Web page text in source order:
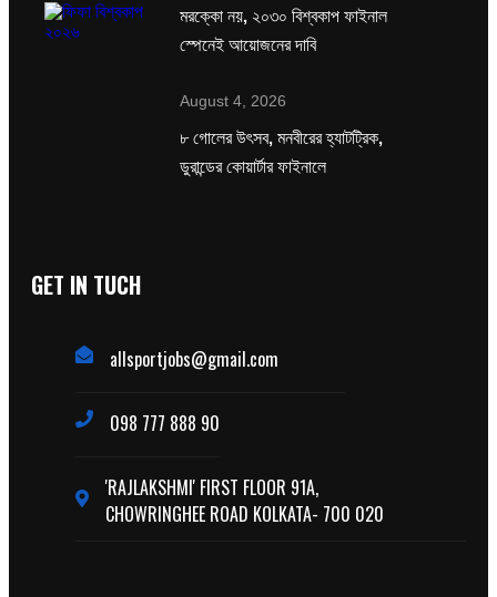
মরক্কো নয়, ২০৩০ বিশ্বকাপ ফাইনাল
স্পেনেই আয়োজনের দাবি
August 4, 2026
৮ গোলের উৎসব, মনবীরের হ্যাটট্রিক,
ডুরান্ডের কোয়ার্টার ফাইনালে
GET IN TUCH
allsportjobs@gmail.com
098 777 888 90
'RAJLAKSHMI' FIRST FLOOR 91A,
CHOWRINGHEE ROAD KOLKATA- 700 020